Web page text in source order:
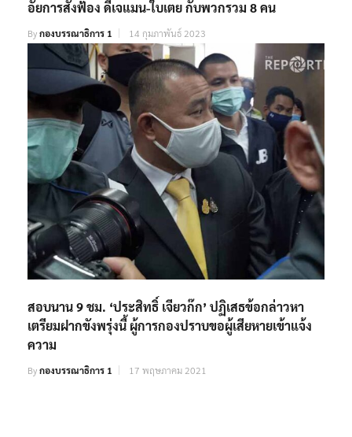
อัยการสั่งฟ้อง ดีเจแมน-ใบเตย กับพวกรวม 8 คน
Byกองบรรณาธิการ 1 14 กุมภาพันธ์ 2023
สอบนาน 9 ชม. ‘ประสิทธิ์​ เจียวก๊ก’ ปฏิเสธข้อกล่าวหา
เตรียมฝากขังพรุ่งนี้​ ​ผู้การกองปราบขอผู้เสียหายเข้าแจ้ง
ความ
Byกองบรรณาธิการ 1 17 พฤษภาคม 2021